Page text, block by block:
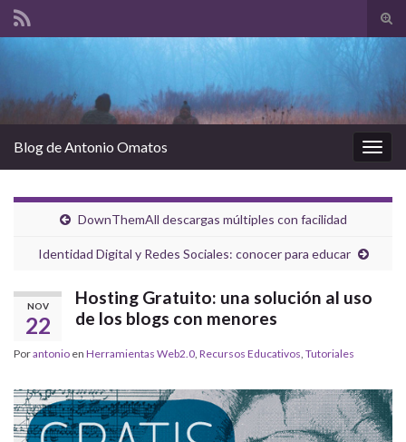
el
la
Blog de Antonio Omatos
DownThemAll descargas múltiples con facilidad
Identidad Digital y Redes Sociales: conocer para educar
NOV
22
Hosting Gratuito: una solución al uso
de los blogs con menores
Porantonio en Herramientas Web2.0 Recursos Educativos Tutoriales